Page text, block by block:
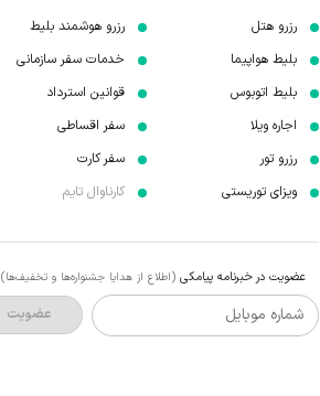
رزرو هتل
بلیط هواپیما
بلیط اتوبوس
اجاره ویلا
رزرو تور
ویزای توریستی
رزرو هوشمند بلیط
خدمات سفر سازمانی
قوانین استرداد
سفر اقساطی
سفر کارت
کارناوال تایم
عضویت در خبرنامه پیامکی (اطلاع از هدایا جشنواره‌ها و تخفیف‌ها)
شماره موبایل عضویت